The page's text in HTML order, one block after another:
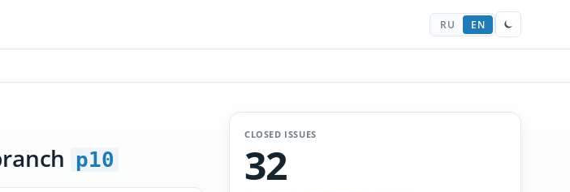
RU EN
p10
CLOSED ISSUES
32